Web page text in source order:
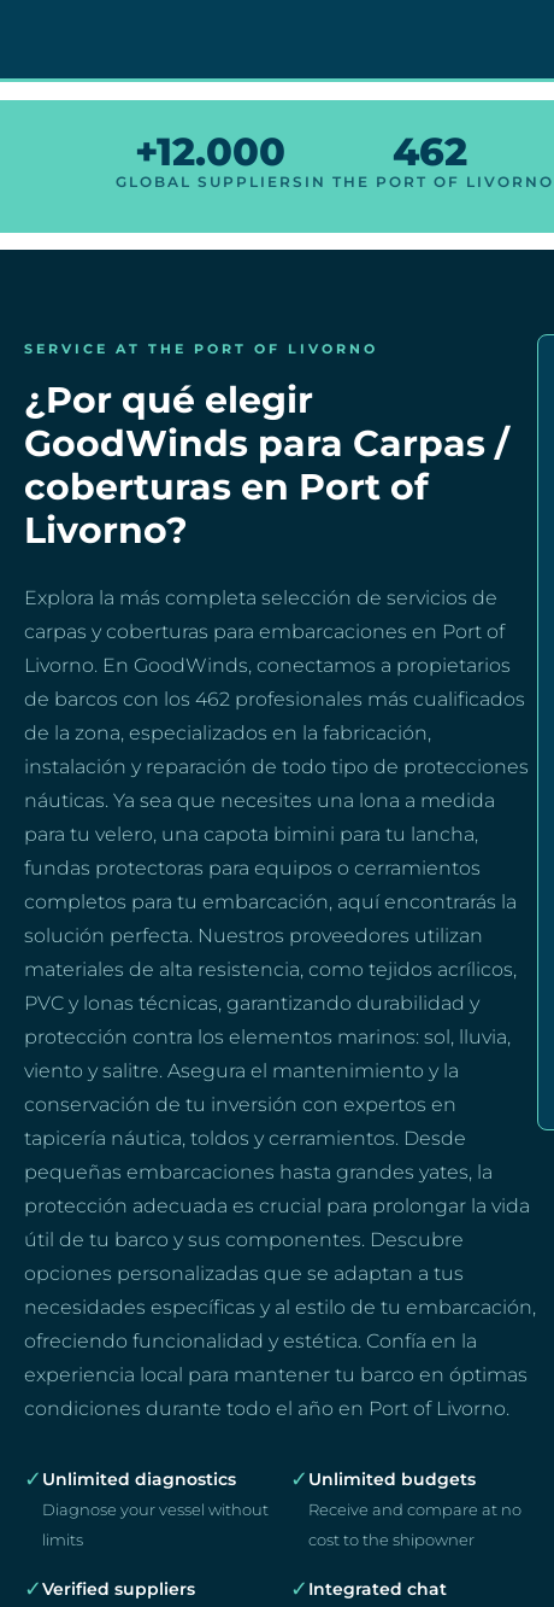
+12.000
GLOBAL SUPPLIERS
462
IN THE PORT OF LIVORNO
SERVICE AT THE PORT OF LIVORNO
¿Por qué elegir
GoodWinds para Carpas /
coberturas en Port of
Livorno?
Explora la más completa selección de servicios de
carpas y coberturas para embarcaciones en Port of
Livorno. En GoodWinds, conectamos a propietarios
de barcos con los 462 profesionales más cualificados
de la zona, especializados en la fabricación,
instalación y reparación de todo tipo de protecciones
náuticas. Ya sea que necesites una lona a medida
para tu velero, una capota bimini para tu lancha,
fundas protectoras para equipos o cerramientos
completos para tu embarcación, aquí encontrarás la
solución perfecta. Nuestros proveedores utilizan
materiales de alta resistencia, como tejidos acrílicos,
PVC y lonas técnicas, garantizando durabilidad y
protección contra los elementos marinos: sol, lluvia,
viento y salitre. Asegura el mantenimiento y la
conservación de tu inversión con expertos en
tapicería náutica, toldos y cerramientos. Desde
pequeñas embarcaciones hasta grandes yates, la
protección adecuada es crucial para prolongar la vida
útil de tu barco y sus componentes. Descubre
opciones personalizadas que se adaptan a tus
necesidades específicas y al estilo de tu embarcación,
ofreciendo funcionalidad y estética. Confía en la
experiencia local para mantener tu barco en óptimas
condiciones durante todo el año en Port of Livorno.
✓ Unlimited diagnostics
Diagnose your vessel without
limits
✓ Unlimited budgets
Receive and compare at no
cost to the shipowner
✓Verified suppliers ✓ Integrated chat